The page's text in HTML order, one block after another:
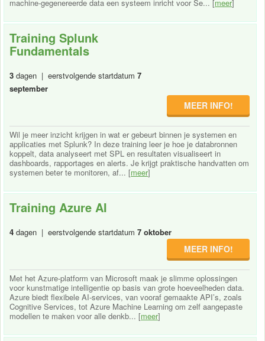
machine-gegenereerde data een systeem inricht voor Se... [meer]
Training Splunk
Fundamentals
3 dagen | eerstvolgende startdatum 7
september
MEER INFO!
Wil je meer inzicht krijgen in wat er gebeurt binnen je systemen en
applicaties met Splunk? In deze training leer je hoe je databronnen
koppelt, data analyseert met SPL en resultaten visualiseert in
dashboards, rapportages en alerts. Je krijgt praktische handvatten om
systemen beter te monitoren, af... [meer]
Training Azure AI
4 dagen | eerstvolgende startdatum 7 oktober
MEER INFO!
Met het Azure-platform van Microsoft maak je slimme oplossingen
voor kunstmatige intelligentie op basis van grote hoeveelheden data.
Azure biedt flexibele AI-services, van vooraf gemaakte API’s, zoals
Cognitive Services, tot Azure Machine Learning om zelf aangepaste
modellen te maken voor alle denkb... [meer]